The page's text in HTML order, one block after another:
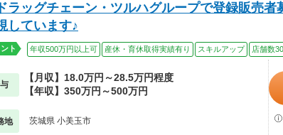
ラッグチェーン・ツルハグループで登録販売
しています♪
ト 年収500万円以上可 産休・育休取得実績有り スキルアップ 店舗数
【月収】18.0万円～28.5万円程度
【年収】350万円～500万円
地 茨城県 小美玉市